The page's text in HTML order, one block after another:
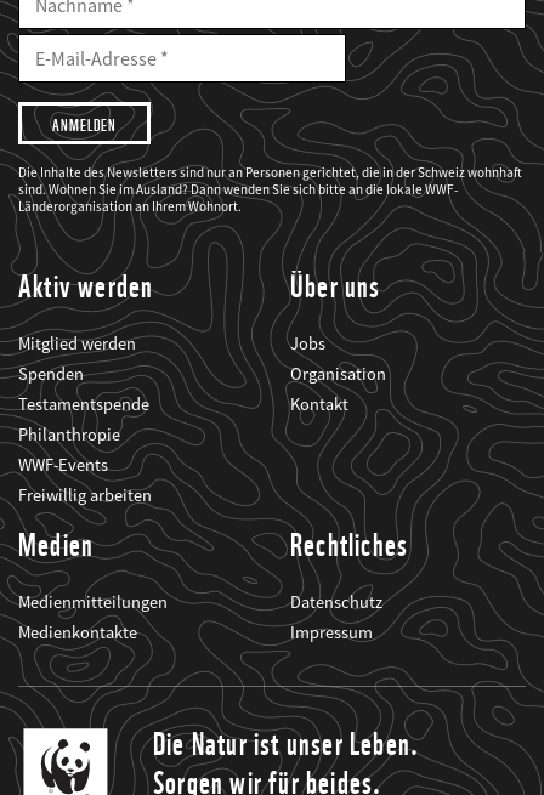
Nachname
E-
Mailadresse
E-
Adresse
Ich
möchte,
dass
der
WWF
mich
über
seine
Projekte
informiert.
Die Inhalte des Newsletters sind nur an Personen gerichtet, die in der Schweiz wohnhaft
sind. Wohnen Sie im Ausland? Dann wenden Sie sich bitte an die lokale WWF-
Länderorganisation an Ihrem Wohnort.
Aktiv werden
Mitglied werden
Spenden
Testamentspende
Philanthropie
WWF-Events
Freiwillig arbeiten
Über uns
Jobs
Organisation
Kontakt
Medien
Medienmitteilungen
Medienkontakte
Rechtliches
Datenschutz
Impressum
Die Natur ist unser Leben.
Sorgen wir für beides.